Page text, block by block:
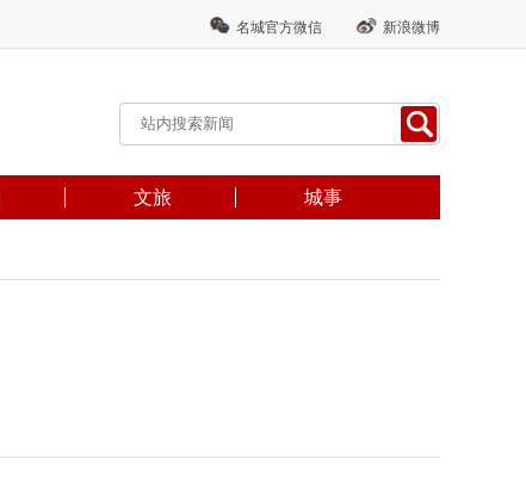
名城官方微信 新浪微博
文旅 城事